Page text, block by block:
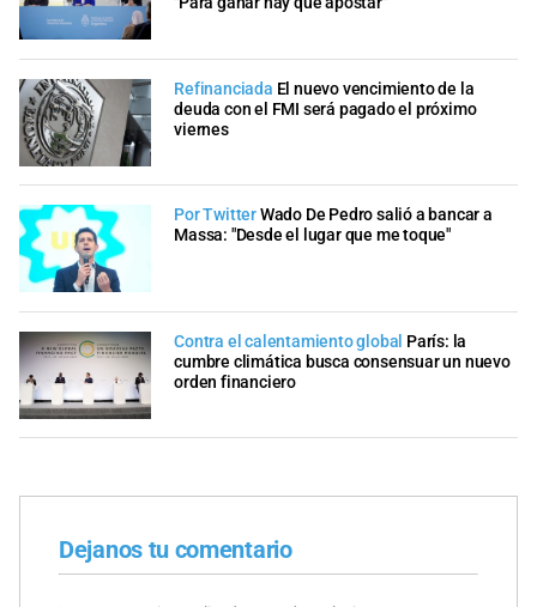
Refinanciada El nuevo vencimiento de la
deuda con el FMI será pagado el próximo
viernes
Por TwitterWado De Pedro salió a bancar a
Massa: "Desde el lugar que me toque"
Contra el calentamiento global París: la
cumbre climática busca consensuar un nuevo
orden financiero
Dejanos tu comentario